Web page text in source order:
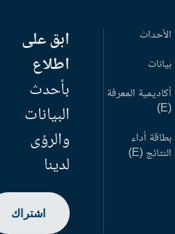
الأحداث
بيانات
أكاديمية المعرفة
بطاقة أداء
النتائج (E)
ابق على
اطلاع
بأحدث
البيانات
والرؤى
لدينا
اشتراك